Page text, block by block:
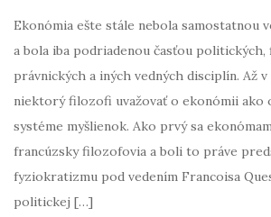
Ekonómia ešte stále nebola samostatnou
a bola iba podriadenou časťou
právnických a iných vedných disciplín. Až
niektorý filozofi uvažovať o ekonómii ako
systéme myšlienok. Ako prvý sa
francúzsky filozofovia a boli to práve
fyziokratizmu pod vedením Francoisa
politickej […]